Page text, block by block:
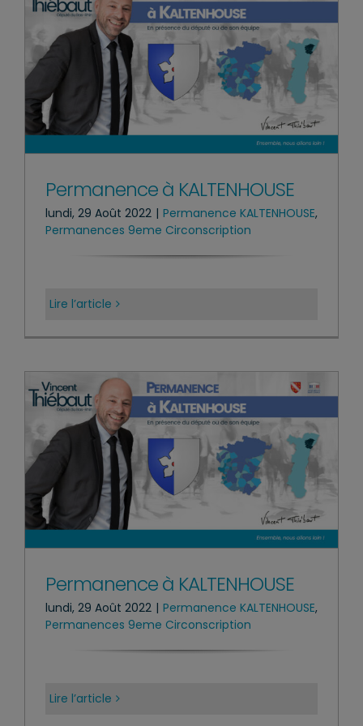
Permanence à KALTENHOUSE
lundi, 29 Août 2022 | Permanence KALTENHOUSE,
Permanences 9eme Circonscription
Lire l’article
Permanence à KALTENHOUSE
lundi, 29 Août 2022 | Permanence KALTENHOUSE,
Permanences 9eme Circonscription
Lire l’article